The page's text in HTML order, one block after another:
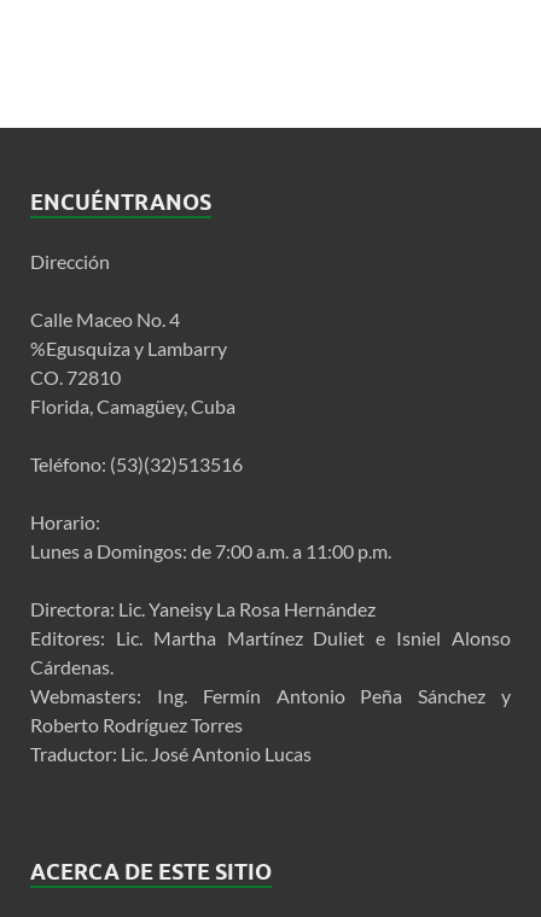
ENCUÉNTRANOS
Dirección
Calle Maceo No. 4
%Egusquiza y Lambarry
CO. 72810
Florida, Camagüey, Cuba
Teléfono: (53)(32)513516
Horario:
Lunes a Domingos: de 7:00 a.m. a 11:00 p.m.
Directora: Lic. Yaneisy La Rosa Hernández
Editores: Lic. Martha Martínez Duliet e Isniel Alonso
Cárdenas.
Webmasters: Ing. Fermín Antonio Peña Sánchez y
Roberto Rodríguez Torres
Traductor: Lic. José Antonio Lucas
ACERCA DE ESTE SITIO